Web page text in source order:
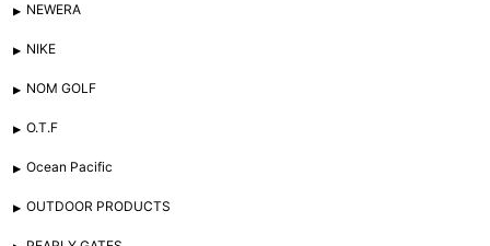
NEWERA
NIKE
NOM GOLF
O.T.F
Ocean Pacific
OUTDOOR PRODUCTS